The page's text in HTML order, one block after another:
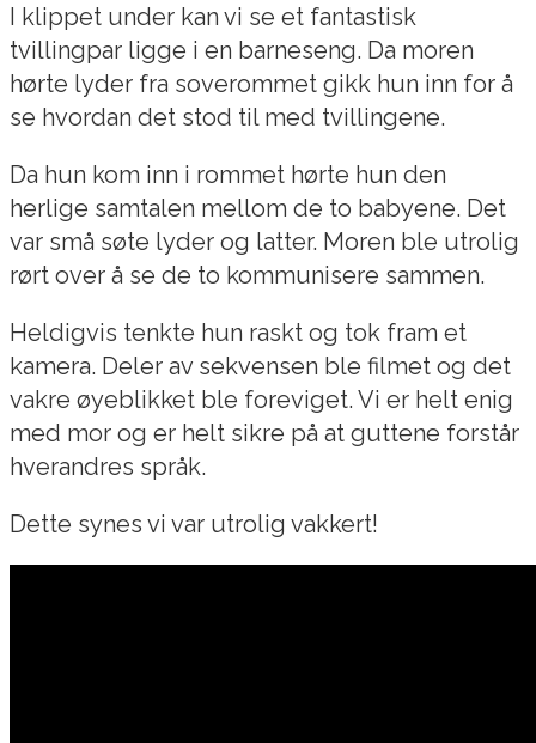
I klippet under kan vi se et fantastisk
tvillingpar ligge i en barneseng. Da moren
hørte lyder fra soverommet gikk hun inn for å
se hvordan det stod til med tvillingene.
Da hun kom inn i rommet hørte hun den
herlige samtalen mellom de to babyene. Det
var små søte lyder og latter. Moren ble utrolig
rørt over å se de to kommunisere sammen.
Heldigvis tenkte hun raskt og tok fram et
kamera. Deler av sekvensen ble filmet og det
vakre øyeblikket ble foreviget. Vi er helt enig
med mor og er helt sikre på at guttene forstår
hverandres språk.
Dette synes vi var utrolig vakkert!